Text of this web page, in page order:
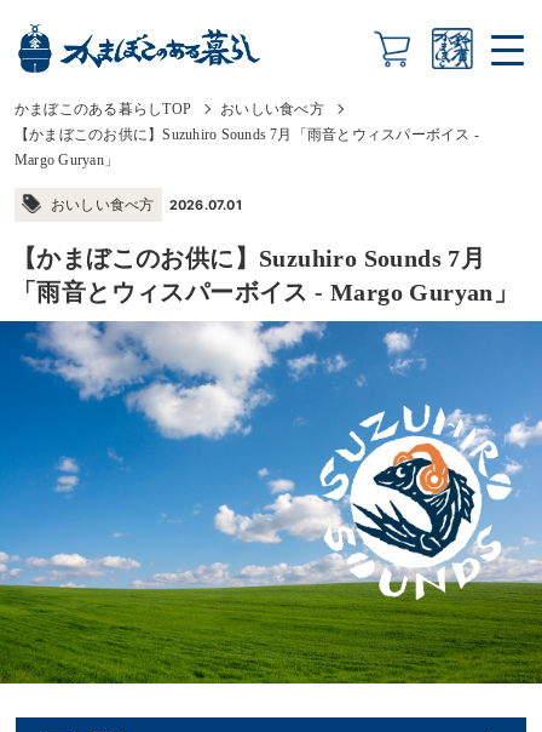
かまぼこのある暮らしTOP
おいしい食べ方
【かまぼこのお供に】Suzuhiro Sounds 7月「雨音とウィスパーボイス -
Margo Guryan」
おいしい食べ方 2026.07.01
【かまぼこのお供に】Suzuhiro Sounds 7月
「雨音とウィスパーボイス - Margo Guryan」